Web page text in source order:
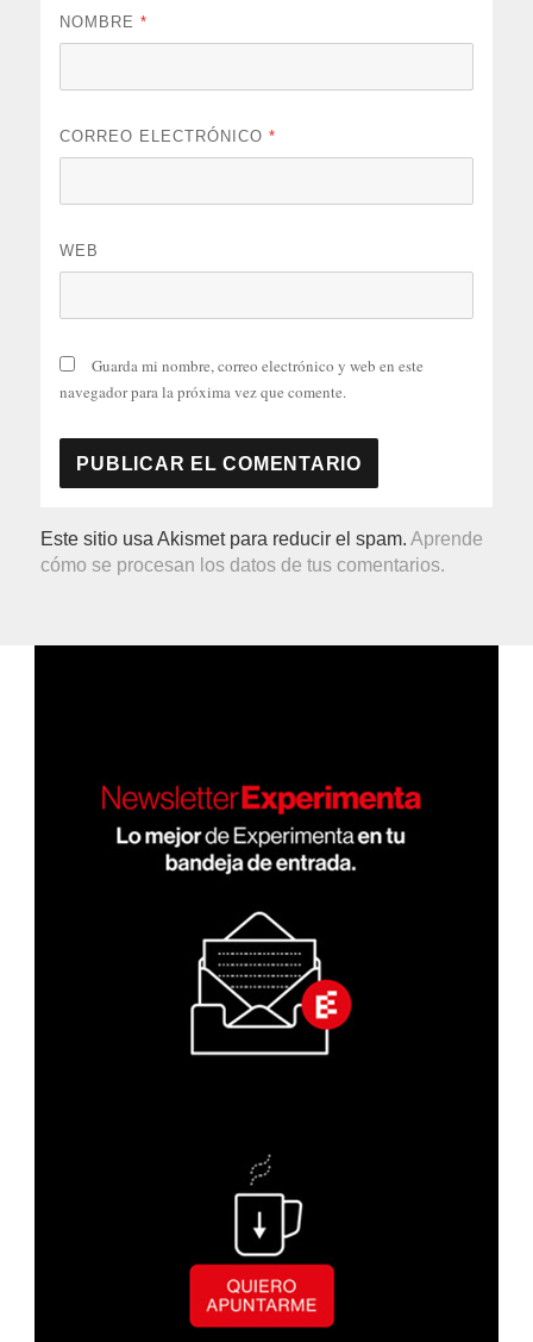
NOMBRE*
CORREO ELECTRÓNICO*
WEB
Guarda mi nombre, correo electrónico y web en este
navegador para la próxima vez que comente.
Este sitio usa Akismet para reducir el spam.Aprende
cómo se procesan los datos de tus comentarios.